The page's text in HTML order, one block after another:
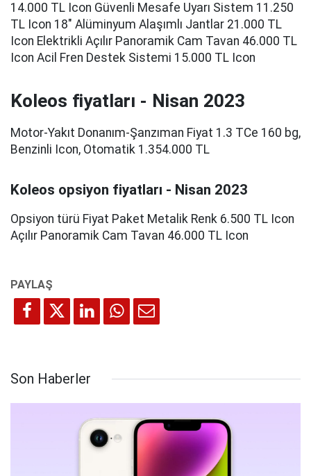
14.000 TL Icon Güvenli Mesafe Uyarı Sistem 11.250
TL Icon 18" Alüminyum Alaşımlı Jantlar 21.000 TL
Icon Elektrikli Açılır Panoramik Cam Tavan 46.000 TL
Icon Acil Fren Destek Sistemi 15.000 TL Icon
Koleos fiyatları - Nisan 2023
Motor-Yakıt Donanım-Şanzıman Fiyat 1.3 TCe 160 bg,
Benzinli Icon, Otomatik 1.354.000 TL
Koleos opsiyon fiyatları - Nisan 2023
Opsiyon türü Fiyat Paket Metalik Renk 6.500 TL Icon
Açılır Panoramik Cam Tavan 46.000 TL Icon
Son Haberler